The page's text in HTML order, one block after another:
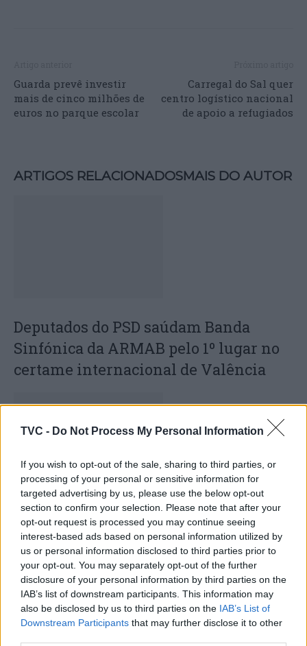
TVC - Do Not Process My Personal Information
If you wish to opt-out of the sale, sharing to third parties, or
processing of your personal or sensitive information for
targeted advertising by us, please use the below opt-out
section to confirm your selection. Please note that after your
opt-out request is processed you may continue seeing
interest-based ads based on personal information utilized by
us or personal information disclosed to third parties prior to
your opt-out. You may separately opt-out of the further
disclosure of your personal information by third parties on the
IAB’s list of downstream participants. This information may
also be disclosed by us to third parties on the IAB’s List of
Downstream Participants that may further disclose it to other
Guarda prevê investir
mais de cinco milhões de
euros no parque escolar
Carregal do Sal quer
centro logístico nacional
de apoio a refugiados
ARTIGOS RELACIONADOSMAIS DO AUTOR
Deputados do PSD saúdam Banda
Sinfónica da ARMAB pelo 1º lugar no
certame internacional de Valência
Capacita Jovem de Poiares aproxima
jovens ao mundo do trabalho